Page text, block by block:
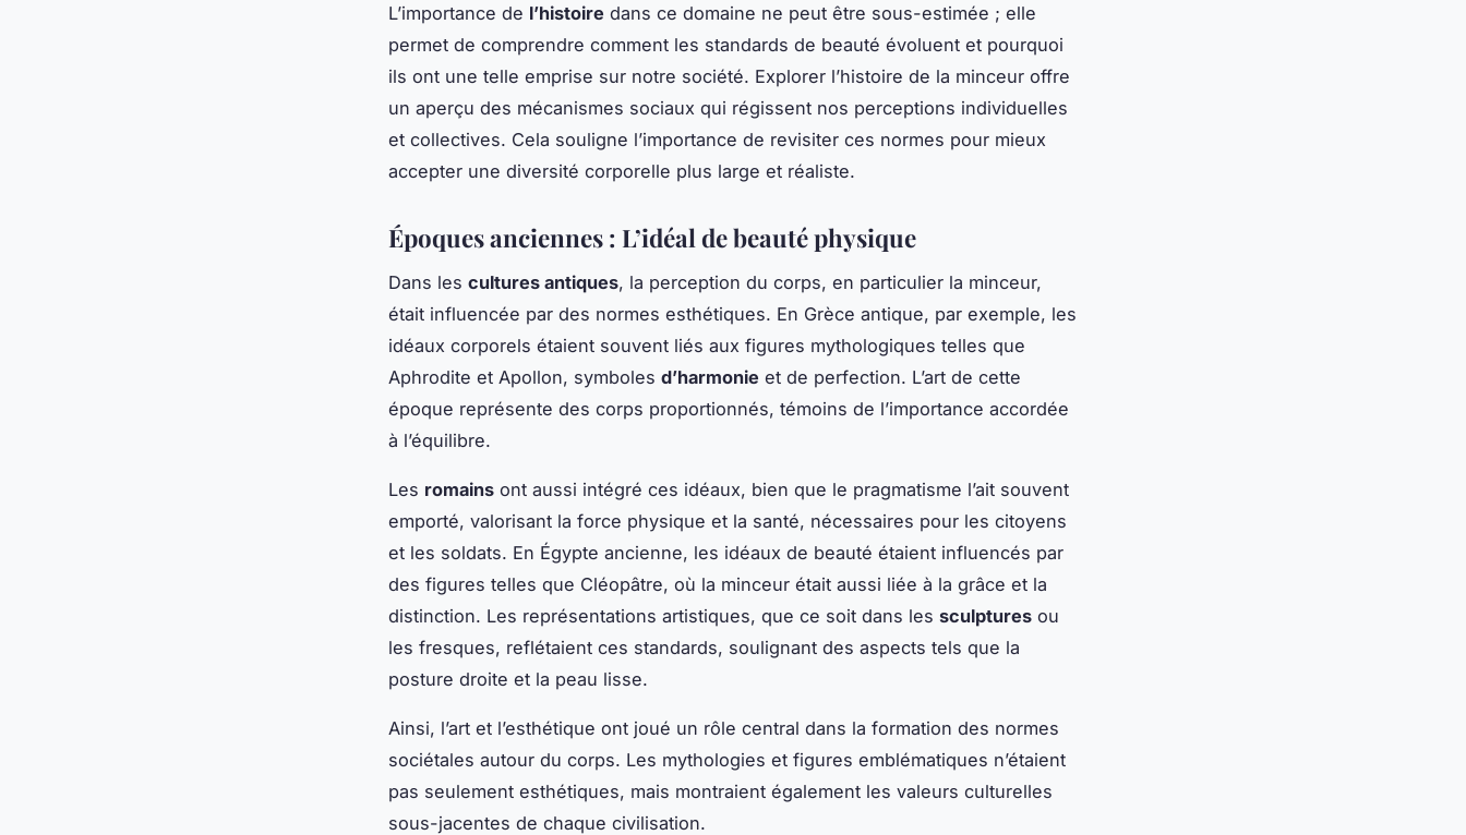
L’importance de l’histoire dans ce domaine ne peut être sous-estimée ; elle
permet de comprendre comment les standards de beauté évoluent et pourquoi
ils ont une telle emprise sur notre société. Explorer l’histoire de la minceur offre
un aperçu des mécanismes sociaux qui régissent nos perceptions individuelles
et collectives. Cela souligne l’importance de revisiter ces normes pour mieux
accepter une diversité corporelle plus large et réaliste.
Époques anciennes : L’idéal de beauté physique
Dans les cultures antiques, la perception du corps, en particulier la minceur,
était influencée par des normes esthétiques. En Grèce antique, par exemple, les
idéaux corporels étaient souvent liés aux figures mythologiques telles que
Aphrodite et Apollon, symboles d’harmonie et de perfection. L’art de cette
époque représente des corps proportionnés, témoins de l’importance accordée
à l’équilibre.
Les romains ont aussi intégré ces idéaux, bien que le pragmatisme l’ait souvent
emporté, valorisant la force physique et la santé, nécessaires pour les citoyens
et les soldats. En Égypte ancienne, les idéaux de beauté étaient influencés par
des figures telles que Cléopâtre, où la minceur était aussi liée à la grâce et la
distinction. Les représentations artistiques, que ce soit dans les sculptures ou
les fresques, reflétaient ces standards, soulignant des aspects tels que la
posture droite et la peau lisse.
Ainsi, l’art et l’esthétique ont joué un rôle central dans la formation des normes
sociétales autour du corps. Les mythologies et figures emblématiques n’étaient
pas seulement esthétiques, mais montraient également les valeurs culturelles
sous-jacentes de chaque civilisation.